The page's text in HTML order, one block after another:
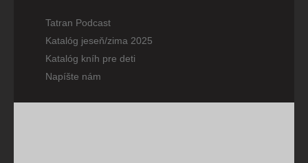
Tatran Podcast
Katalóg jeseň/zima 2025
Katalóg kníh pre deti
Napíšte nám